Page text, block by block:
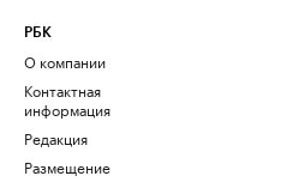
РБК
О компании
Контактная
информация
Редакция
Размещение